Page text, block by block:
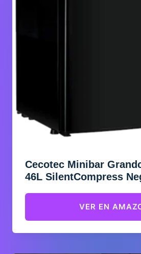
Cecotec Minibar
46L SilentCompress
VER EN